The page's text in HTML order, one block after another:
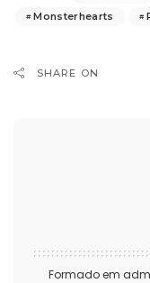
Monsterhearts
SHARE ON
Formado em